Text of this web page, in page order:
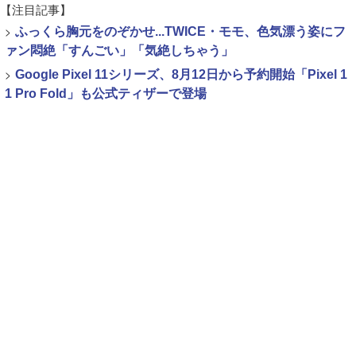
【注目記事】
> ふっくら胸元をのぞかせ...TWICE・モモ、色気漂う姿にフ
ァン悶絶「すんごい」「気絶しちゃう」
> Google Pixel 11シリーズ、8月12日から予約開始「Pixel 1
1 Pro Fold」も公式ティザーで登場